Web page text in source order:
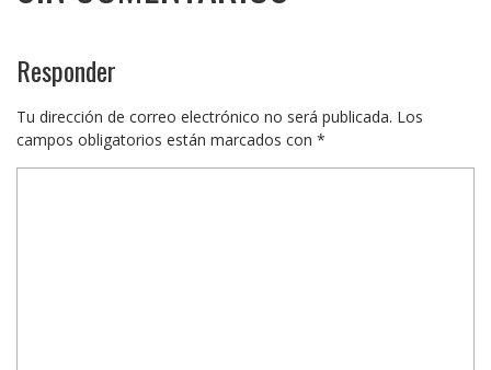
Responder
Tu dirección de correo electrónico no será publicada. Los
campos obligatorios están marcados con *